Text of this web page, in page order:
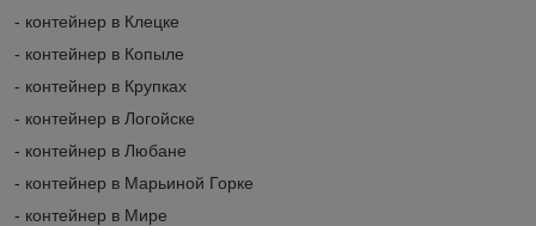
- контейнер в Клецке
- контейнер в Копыле
- контейнер в Крупках
- контейнер в Логойске
- контейнер в Любане
- контейнер в Марьиной Горке
- контейнер в Мире